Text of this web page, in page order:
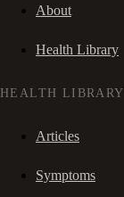
About
Health Library
HEALTH LIBRARY
Articles
Symptoms